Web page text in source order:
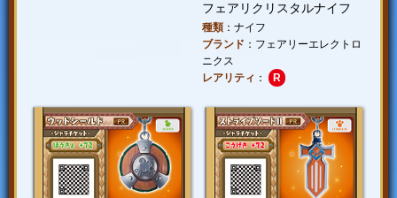
フェアリクリスタルナイフ
種類：ナイフ
ブランド ：フェアリーエレクトロ
ニクス
レアリティ ： R